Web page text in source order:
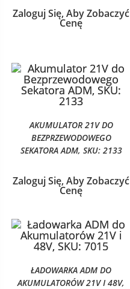
Zaloguj Się, Aby Zobaczyć
Cenę
AKUMULATOR 21V DO
BEZPRZEWODOWEGO
SEKATORA ADM, SKU: 2133
Zaloguj Się, Aby Zobaczyć
Cenę
ŁADOWARKA ADM DO
AKUMULATORÓW 21V I 48V,